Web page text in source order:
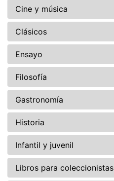
Cine y música
Clásicos
Ensayo
Filosofía
Gastronomía
Historia
Infantil y juvenil
Libros para coleccionistas